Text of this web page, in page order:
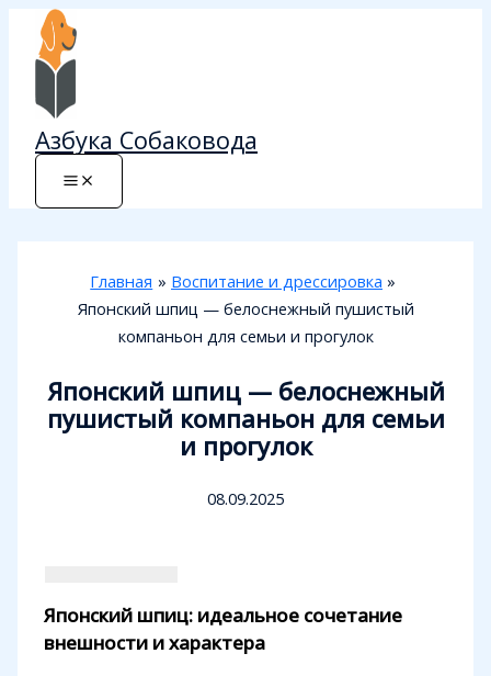
Перейти
содержимому
Азбука Собаковода
Главная
Воспитание и дрессировка
Японский шпиц — белоснежный пушистый
компаньон для семьи и прогулок
Японский шпиц — белоснежный
пушистый компаньон для семьи
и прогулок
08.09.2025
Японский шпиц: идеальное сочетание
внешности и характера